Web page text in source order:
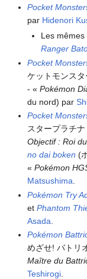
Pocket
par Hidenori
Les
Ranger
Pocket
ケットモンス
- « Pokémon
du nord) par
Pocket
スタープラチ
Objectif : Roi
no dai boken (
« Pokémon
Matsushima
Pokémon Try
etPhantom
Asada
Pokémon
めざせ! バトリ
Maître du
Teshirogi